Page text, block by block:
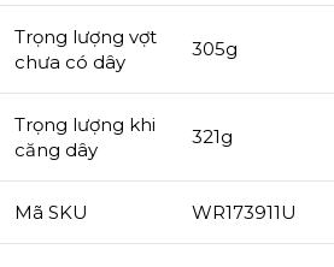
Trọng lượng vợt
chưa có dây
305g
Trọng lượng khi
căng dây
321g
Mã SKU WR173911U